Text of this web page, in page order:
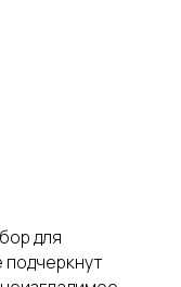
для
подчеркнут